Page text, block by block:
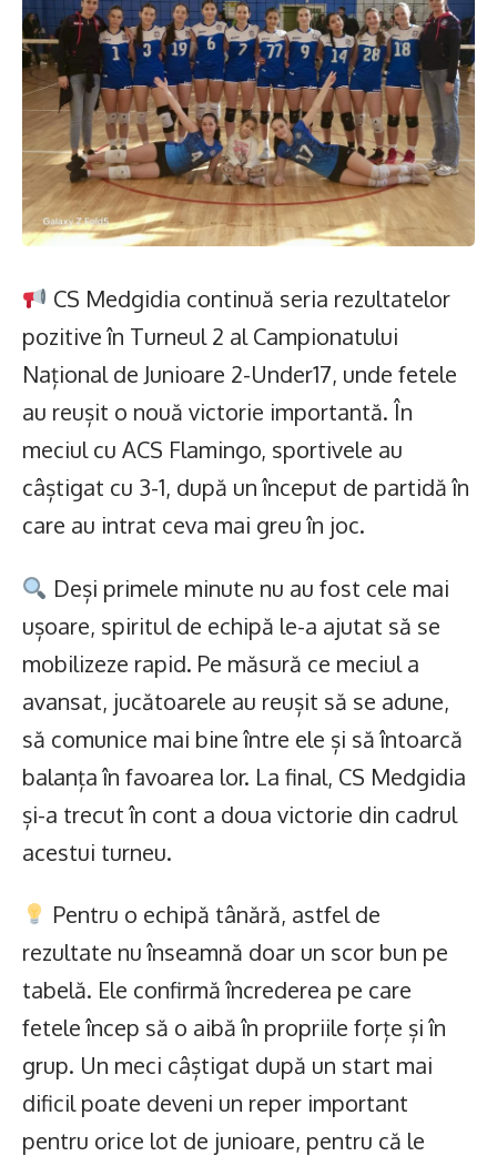
CS Medgidia continuă seria rezultatelor
pozitive în Turneul 2 al Campionatului
Național de Junioare 2-Under17, unde fetele
au reușit o nouă victorie importantă. În
meciul cu ACS Flamingo, sportivele au
câștigat cu 3-1, după un început de partidă în
care au intrat ceva mai greu în joc.
Deși primele minute nu au fost cele mai
ușoare, spiritul de echipă le-a ajutat să se
mobilizeze rapid. Pe măsură ce meciul a
avansat, jucătoarele au reușit să se adune,
să comunice mai bine între ele și să întoarcă
balanța în favoarea lor. La final, CS Medgidia
și-a trecut în cont a doua victorie din cadrul
acestui turneu.
Pentru o echipă tânără, astfel de
rezultate nu înseamnă doar un scor bun pe
tabelă. Ele confirmă încrederea pe care
fetele încep să o aibă în propriile forțe și în
grup. Un meci câștigat după un start mai
dificil poate deveni un reper important
pentru orice lot de junioare, pentru că le